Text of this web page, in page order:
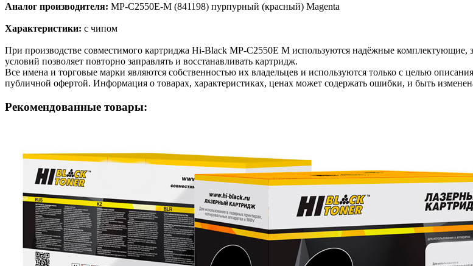
Аналог производителя: MP-C2550E-M (841198) пурпурный (красный) Magenta
Характеристики: с чипом
При производстве совместимого картриджа Hi-Black MP-C2550E M используются надёжные комплектующие,
условий позволяет повторно заправлять и восстанавливать картридж.
Все имена и торговые марки являются собственностью их владельцев и используются только с целью
публичной офертой. Информация о товарах, характеристиках, ценах может содержать ошибки, и быть
Рекомендованные товары: